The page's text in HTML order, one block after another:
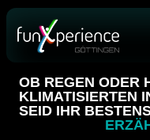
Zum
Inhalt
springen
OB REGEN ODER
KLIMATISIERTEN
SEID IHR